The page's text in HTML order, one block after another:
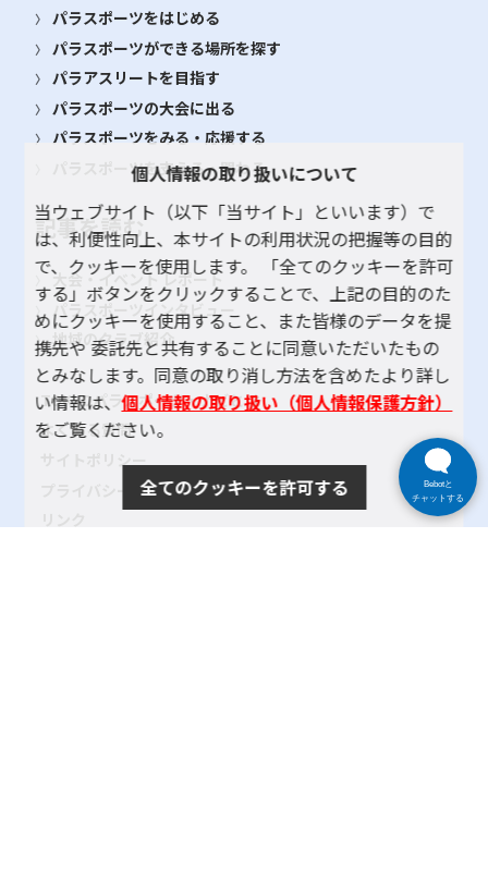
パラスポーツをはじめる
パラスポーツができる場所を探す
パラアスリートを目指す
パラスポーツの大会に出る
パラスポーツをみる・応援する
パラスポーツを支える・関わる
記事を読む
大会・イベント レポート
パラスポーツインタビュー
地域のクラブ紹介
TOKYOパラスポーツ・ナビとは
よくある質問
プライバシーポリシー
個人情報の取り扱いについて
当ウェブサイト（以下「当サイト」といいます）で
は、利便性向上、本サイトの利用状況の把握等の目的
で、クッキーを使用します。 「全てのクッキーを許可
する」ボタンをクリックすることで、上記の目的のた
めにクッキーを使用すること、また皆様のデータを提
携先や 委託先と共有することに同意いただいたもの
とみなします。同意の取り消し方法を含めたより詳し
い情報は、個人情報の取り扱い（個人情報保護方針）
をご覧ください。
全てのクッキーを許可する
Bebotと
チャットする